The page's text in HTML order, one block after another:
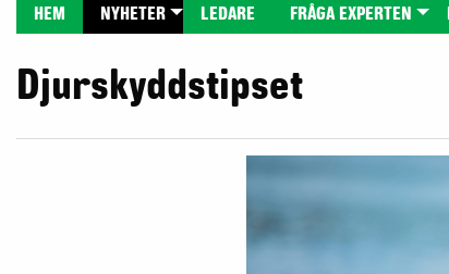
HEM NYHETER LEDARE FRÅGA EXPERTEN
Djurskyddstipset